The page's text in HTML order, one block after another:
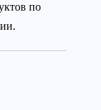
по